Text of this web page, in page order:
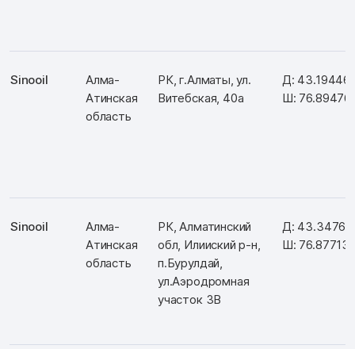
Sinooil
Алма-
Атинская
область
РК, г.Алматы, ул.
Витебская, 40а
Д:
Ш:
Sinooil
Алма-
Атинская
область
РК, Алматинский
обл, Илииский р-н,
п.Бурулдай,
ул.Аэродромная
участок 3В
Д: 43.34763
Ш: 76.87713